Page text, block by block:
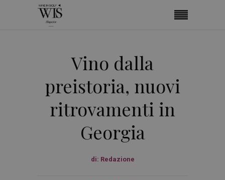
Vino dalla
preistoria, nuovi
ritrovamenti in
Georgia
di: Redazione